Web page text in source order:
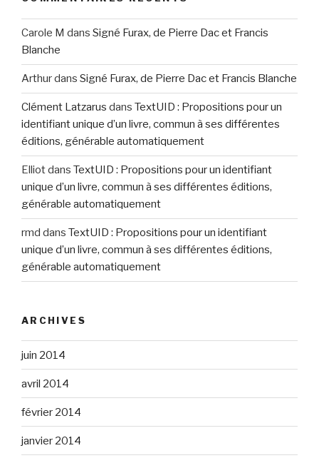
Carole M dans Signé Furax, de Pierre Dac et Francis
Blanche
Arthurdans Signé Furax, de Pierre Dac et Francis Blanche
Clément Latzarus dans TextUID : Propositions pour un
identifiant unique d’un livre, commun à ses différentes
éditions, générable automatiquement
Elliotdans TextUID : Propositions pour un identifiant
unique d’un livre, commun à ses différentes éditions,
générable automatiquement
rmd dans TextUID : Propositions pour un identifiant
unique d’un livre, commun à ses différentes éditions,
générable automatiquement
ARCHIVES
juin 2014
avril 2014
février 2014
janvier 2014